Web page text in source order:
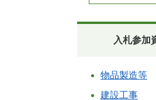
入札参加
物品製造等
建設工事